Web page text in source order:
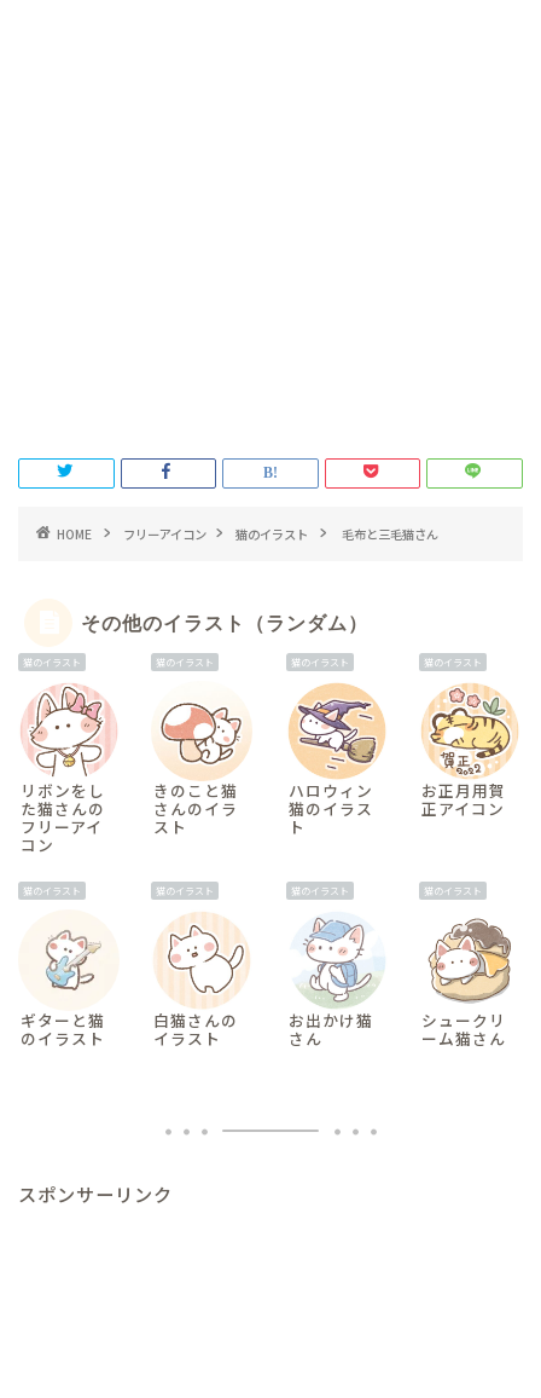
HOME フリーアイコン 猫のイラスト 毛布と三毛猫さん
その他のイラスト（ランダム）
猫のイラスト
リボンをし
た猫さんの
フリーアイ
コン
猫のイラスト
きのこと猫
さんのイラ
スト
猫のイラスト
ハロウィン
猫のイラス
ト
猫のイラスト
お正月用賀
正アイコン
猫のイラスト
ギターと猫
のイラスト
猫のイラスト
白猫さんの
イラスト
猫のイラスト
お出かけ猫
さん
猫のイラスト
シュークリ
ーム猫さん
スポンサーリンク